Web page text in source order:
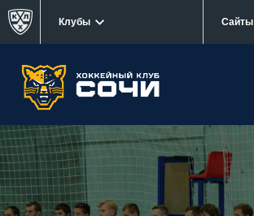
Клубы Сайты